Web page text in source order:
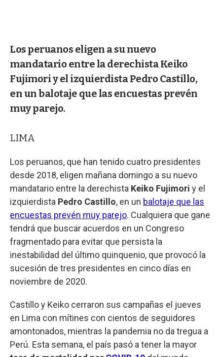
Los peruanos eligen a su nuevo
mandatario entre la derechista Keiko
Fujimori y el izquierdista Pedro Castillo,
en un balotaje que las encuestas prevén
muy parejo.
LIMA
Los peruanos, que han tenido cuatro presidentes
desde 2018, eligen mañana domingo a su nuevo
mandatario entre la derechista Keiko Fujimori y el
izquierdista Pedro Castillo, en un balotaje que las
encuestas prevén muy parejo. Cualquiera que gane
tendrá que buscar acuerdos en un Congreso
fragmentado para evitar que persista la
inestabilidad del último quinquenio, que provocó la
sucesión de tres presidentes en cinco días en
noviembre de 2020.
Castillo y Keiko cerraron sus campañas el jueves
en Lima con mítines con cientos de seguidores
amontonados, mientras la pandemia no da tregua a
Perú. Esta semana, el país pasó a tener la mayor